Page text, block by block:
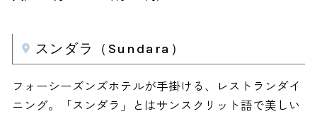
スンダラ（Sundara）
フォーシーズンズホテルが手掛ける、レストランダイ
ニング。「スンダラ」とはサンスクリット語で美しい